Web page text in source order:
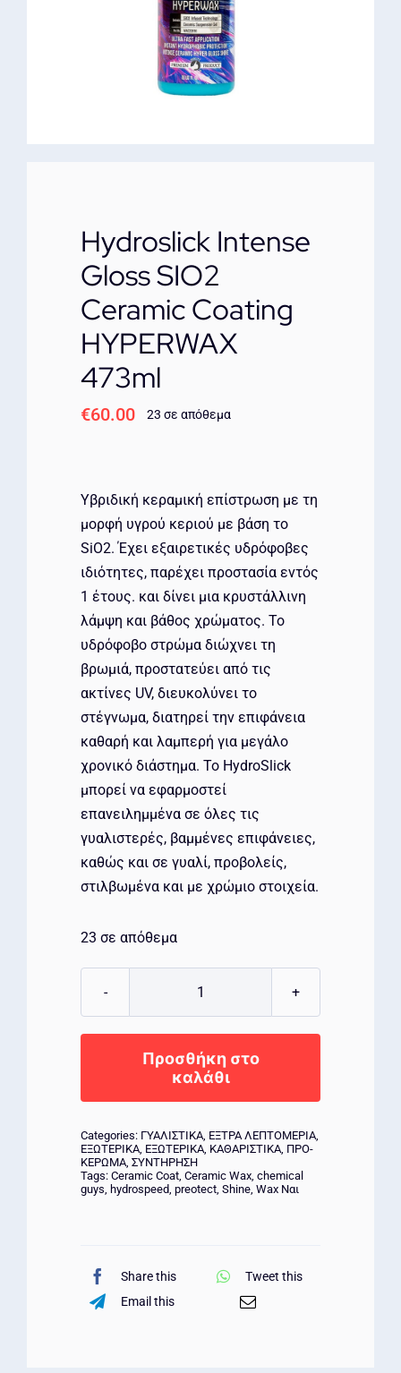
ΕΠΙΚΟΙΝΩΝΙΑ
Hydroslick Intense
Gloss SIO2
Ceramic Coating
HYPERWAX
473ml
€60.00 23 σε απόθεμα
Υβριδική κεραμική επίστρωση με τη
μορφή υγρού κεριού με βάση το
SiO2. Έχει εξαιρετικές υδρόφοβες
ιδιότητες, παρέχει προστασία εντός
1 έτους. και δίνει μια κρυστάλλινη
λάμψη και βάθος χρώματος. Το
υδρόφοβο στρώμα διώχνει τη
βρωμιά, προστατεύει από τις
ακτίνες UV, διευκολύνει το
στέγνωμα, διατηρεί την επιφάνεια
καθαρή και λαμπερή για μεγάλο
χρονικό διάστημα. Το HydroSlick
μπορεί να εφαρμοστεί
επανειλημμένα σε όλες τις
γυαλιστερές, βαμμένες επιφάνειες,
καθώς και σε γυαλί, προβολείς,
στιλβωμένα και με χρώμιο στοιχεία.
23 σε απόθεμα
Hydroslick
Gloss
SIO2
Ceramic
HYPERWAX
473ml
ποσότητα
Προσθήκη στο
καλάθι
Categories: ΓΥΑΛΙΣΤΙΚΑ, ΕΞΤΡΑ ΛΕΠΤΟΜΕΡΙΑ,
ΕΞΩΤΕΡΙΚΑ, ΕΞΩΤΕΡΙΚΑ, ΚΑΘΑΡΙΣΤΙΚΑ, ΠΡΟ-
ΚΕΡΩΜΑ, ΣΥΝΤΗΡΗΣΗ
Tags: Ceramic Coat, Ceramic Wax, chemical
guys, hydrospeed, preotect, Shine, Wax Ναι
Share this
Tweet this
Email this